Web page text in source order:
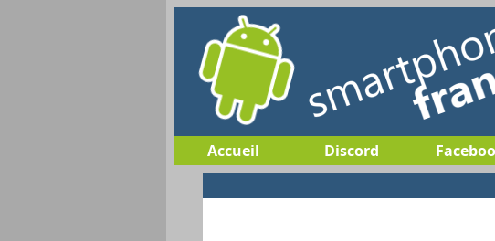
Accueil Discord